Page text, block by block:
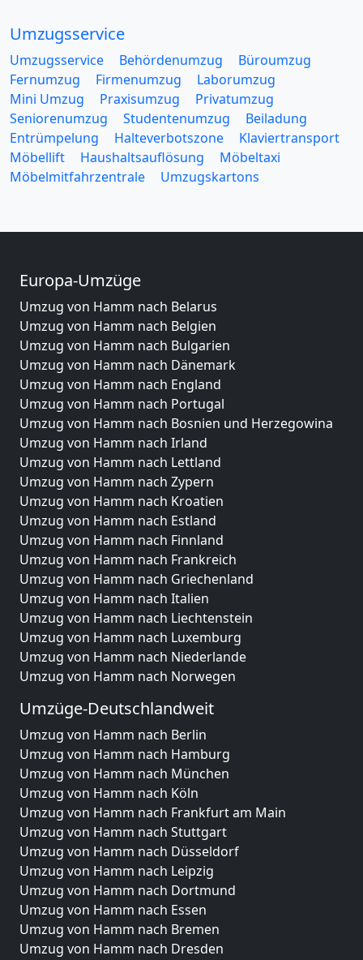
Umzugsservice
Umzugsservice Behördenumzug
Büroumzug
Fernumzug
Firmenumzug
Laborumzug
Mini Umzug
Praxisumzug
Privatumzug
Seniorenumzug
Studentenumzug
Beiladung
Entrümpelung
Halteverbotszone
Klaviertransport
Möbellift
Haushaltsauflösung
Möbeltaxi
Möbelmitfahrzentrale
Umzugskartons
Europa-Umzüge
Umzug von Hamm nach Belarus
Umzug von Hamm nach Belgien
Umzug von Hamm nach Bulgarien
Umzug von Hamm nach Dänemark
Umzug von Hamm nach England
Umzug von Hamm nach Portugal
Umzug von Hamm nach Bosnien und Herzegowina
Umzug von Hamm nach Irland
Umzug von Hamm nach Lettland
Umzug von Hamm nach Zypern
Umzug von Hamm nach Kroatien
Umzug von Hamm nach Estland
Umzug von Hamm nach Finnland
Umzug von Hamm nach Frankreich
Umzug von Hamm nach Griechenland
Umzug von Hamm nach Italien
Umzug von Hamm nach Liechtenstein
Umzug von Hamm nach Luxemburg
Umzug von Hamm nach Niederlande
Umzug von Hamm nach Norwegen
Umzüge-Deutschlandweit
Umzug von Hamm nach Berlin
Umzug von Hamm nach Hamburg
Umzug von Hamm nach München
Umzug von Hamm nach Köln
Umzug von Hamm nach Frankfurt am Main
Umzug von Hamm nach Stuttgart
Umzug von Hamm nach Düsseldorf
Umzug von Hamm nach Leipzig
Umzug von Hamm nach Dortmund
Umzug von Hamm nach Essen
Umzug von Hamm nach Bremen
Umzug von Hamm nach Dresden